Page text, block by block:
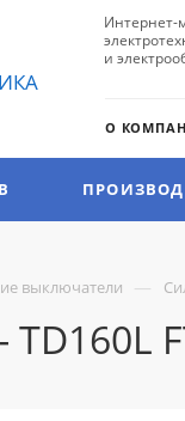
Интернет-
и
О
выключатели —
TD160L